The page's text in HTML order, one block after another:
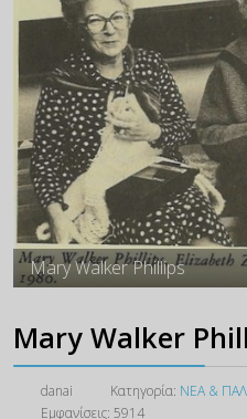
Mary Walker Phillips
Mary Walker
danai Κατηγορία: ΝΕΑ &
Εμφανίσεις: 5914